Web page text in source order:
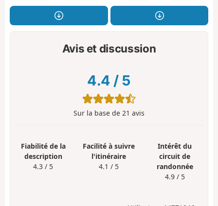
Avis et discussion
4.4 / 5
Sur la base de 21 avis
Fiabilité de la
description
4.3 / 5
Facilité à suivre
l'itinéraire
4.1 / 5
Intérêt du
circuit de
randonnée
4.9 / 5